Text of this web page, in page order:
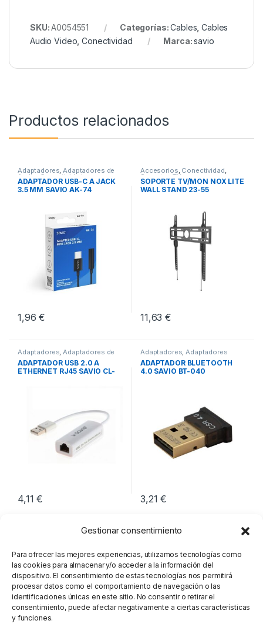
Gestionar consentimiento
Para ofrecer las mejores experiencias, utilizamos tecnologías como
las cookies para almacenar y/o acceder a la información del
dispositivo. El consentimiento de estas tecnologías nos permitirá
procesar datos como el comportamiento de navegación o las
identificaciones únicas en este sitio. No consentir o retirar el
consentimiento, puede afectar negativamente a ciertas características
y funciones.
SKU:A0054551 Categorías:Cables ,Cables
Audio Video ,Conectividad Marca:savio
Productos relacionados
Adaptadores,Adaptadores de
Audio,Conectividad
ADAPTADOR USB-C A JACK
3.5 MM SAVIO AK-74
1,96€
Accesorios, Conectividad,
Soportes TV
SOPORTE TV/MON NOX LITE
WALL STAND 23-55
11,63€
Adaptadores,Adaptadores de
Red,Conectividad
ADAPTADOR USB 2.0 A
ETHERNET RJ45 SAVIO CL-
4,11€
Adaptadores,Adaptadores
Bluetooth, Conectividad
ADAPTADOR BLUETOOTH
4.0 SAVIO BT-040
3,21€